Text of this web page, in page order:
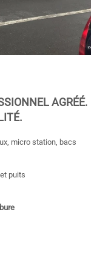
AGRÉÉ.
micro station, bacs
puits